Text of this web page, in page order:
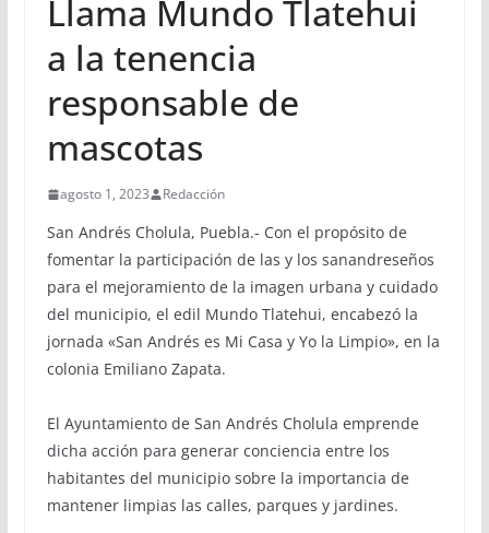
Llama Mundo Tlatehui
a la tenencia
responsable de
mascotas
agosto 1, 2023 Redacción
San Andrés Cholula, Puebla.- Con el propósito de
fomentar la participación de las y los sanandreseños
para el mejoramiento de la imagen urbana y cuidado
del municipio, el edil Mundo Tlatehui, encabezó la
jornada «San Andrés es Mi Casa y Yo la Limpio», en la
colonia Emiliano Zapata.
El Ayuntamiento de San Andrés Cholula emprende
dicha acción para generar conciencia entre los
habitantes del municipio sobre la importancia de
mantener limpias las calles, parques y jardines.